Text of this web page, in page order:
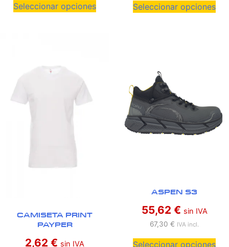
Seleccionar opciones Seleccionar opciones
CAMISETA PRINT
PAYPER
2,62 € sin IVA
ASPEN S3
55,62 € sin IVA
67,30 € IVA incl.
Seleccionar opciones